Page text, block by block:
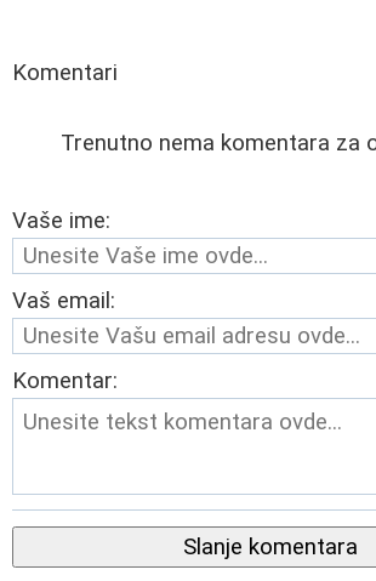
Komentari
Trenutno nema komentara za
Vaše ime:
Vaš email:
Komentar:
Slanje komentara